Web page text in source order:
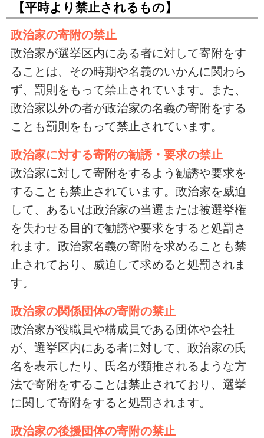
【平時より禁止されるもの】
政治家の寄附の禁止
政治家が選挙区内にある者に対して寄附をす
ることは、その時期や名義のいかんに関わら
ず、罰則をもって禁止されています。また、
政治家以外の者が政治家の名義の寄附をする
ことも罰則をもって禁止されています。
政治家に対する寄附の勧誘・要求の禁止
政治家に対して寄附をするよう勧誘や要求を
することも禁止されています。政治家を威迫
して、あるいは政治家の当選または被選挙権
を失わせる目的で勧誘や要求をすると処罰さ
れます。政治家名義の寄附を求めることも禁
止されており、威迫して求めると処罰されま
す。
政治家の関係団体の寄附の禁止
政治家が役職員や構成員である団体や会社
が、選挙区内にある者に対して、政治家の氏
名を表示したり、氏名が類推されるような方
法で寄附をすることは禁止されており、選挙
に関して寄附をすると処罰されます。
政治家の後援団体の寄附の禁止